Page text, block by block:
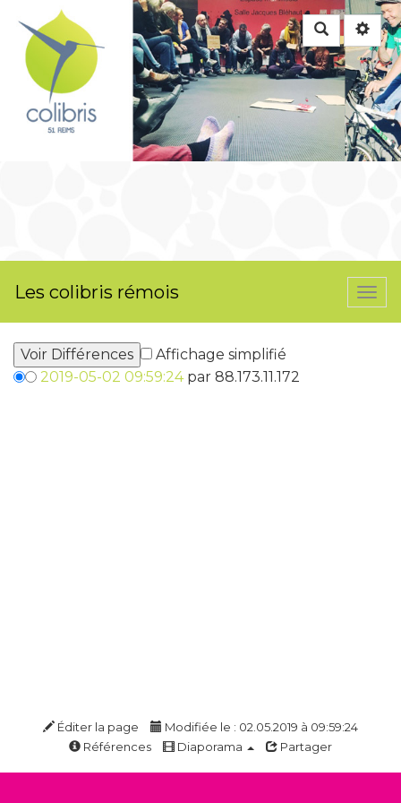
Rechercher
Les colibris rémois
Affichage simplifié
2019-05-02 09:59:24par 88.173.11.172
Éditer la page
Modifiée le : 02.05.2019 à 09:59:24
Références
Diaporama Partager